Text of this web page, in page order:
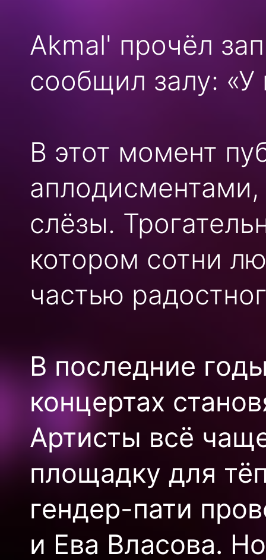
Akmal' прочёл
сообщил залу: «У
В этот момент
аплодисментами,
слёзы.
котором сотни
частью
В последние
концертах
Артисты всё
площадку для
гендер-пати
и Ева Власова.